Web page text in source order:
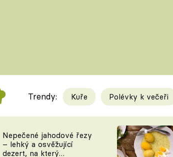
Videorecepty
TEĎ VAŘÍ ŠÉF!
Tipy
KAM
Trendy: Kuře Polévky k večeři
Nepečené jahodové řezy
– lehký a osvěžující
dezert, na který